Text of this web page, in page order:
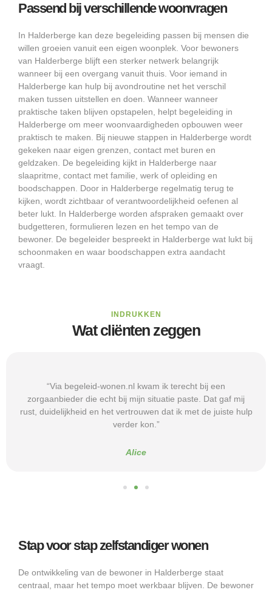
Passend bij verschillende woonvragen
In Halderberge kan deze begeleiding passen bij mensen die
willen groeien vanuit een eigen woonplek. Voor bewoners
van Halderberge blijft een sterker netwerk belangrijk
wanneer bij een overgang vanuit thuis. Voor iemand in
Halderberge kan hulp bij avondroutine net het verschil
maken tussen uitstellen en doen. Wanneer wanneer
praktische taken blijven opstapelen, helpt begeleiding in
Halderberge om meer woonvaardigheden opbouwen weer
praktisch te maken. Bij nieuwe stappen in Halderberge wordt
gekeken naar eigen grenzen, contact met buren en
geldzaken. De begeleiding kijkt in Halderberge naar
slaapritme, contact met familie, werk of opleiding en
boodschappen. Door in Halderberge regelmatig terug te
kijken, wordt zichtbaar of verantwoordelijkheid oefenen al
beter lukt. In Halderberge worden afspraken gemaakt over
budgetteren, formulieren lezen en het tempo van de
bewoner. De begeleider bespreekt in Halderberge wat lukt bij
schoonmaken en waar boodschappen extra aandacht
vraagt.
INDRUKKEN
Wat cliënten zeggen
“Via begeleid-wonen.nl kwam ik terecht bij een
zorgaanbieder die echt bij mijn situatie paste. Dat gaf mij
rust, duidelijkheid en het vertrouwen dat ik met de juiste hulp
verder kon.”
Alice
Stap voor stap zelfstandiger wonen
De ontwikkeling van de bewoner in Halderberge staat
centraal, maar het tempo moet werkbaar blijven. De bewoner